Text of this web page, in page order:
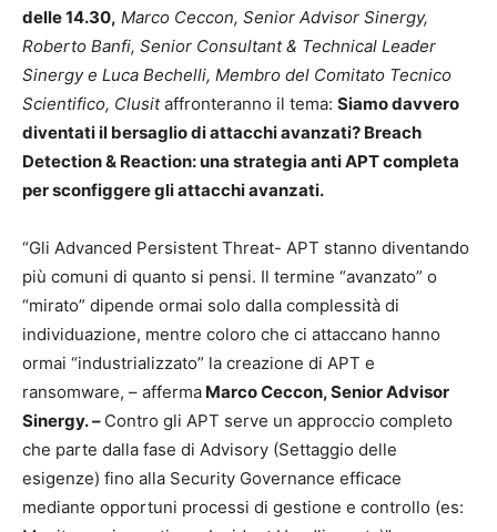
delle 14.30, Marco Ceccon, Senior Advisor Sinergy,
Roberto Banfi, Senior Consultant & Technical Leader
Sinergy e Luca Bechelli, Membro del Comitato Tecnico
Scientifico, Clusitaffronteranno il tema: Siamo davvero
diventati il bersaglio di attacchi avanzati? Breach
Detection & Reaction: una strategia anti APT completa
per sconfiggere gli attacchi avanzati.
“Gli Advanced Persistent Threat- APT stanno diventando
più comuni di quanto si pensi. Il termine “avanzato” o
“mirato” dipende ormai solo dalla complessità di
individuazione, mentre coloro che ci attaccano hanno
ormai “industrializzato” la creazione di APT e
ransomware, – afferma Marco Ceccon, Senior Advisor
Sinergy.– Contro gli APT serve un approccio completo
che parte dalla fase di Advisory (Settaggio delle
esigenze) fino alla Security Governance efficace
mediante opportuni processi di gestione e controllo (es: